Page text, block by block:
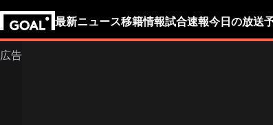
最新ニュース移籍情報試合速報今日の放送